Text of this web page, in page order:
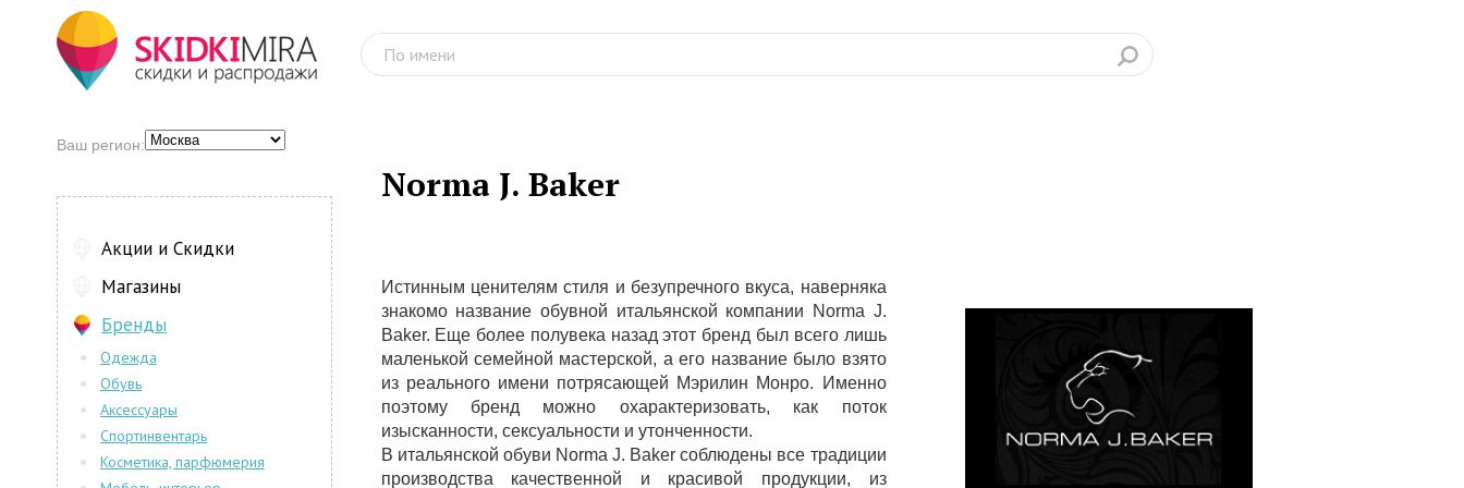
Norma J. Baker
Истинным ценителям стиля и безупречного вкуса, наверняка
знакомо название обувной итальянской компании Norma J.
Baker. Еще более полувека назад этот бренд был всего лишь
маленькой семейной мастерской, а его название было взято
из реального имени потрясающей Мэрилин Монро. Именно
поэтому бренд можно охарактеризовать, как поток
изысканности, сексуальности и утонченности.
В итальянской обуви Norma J. Baker соблюдены все традиции
производства качественной и красивой продукции, из
Ваш регион:
Акции и Скидки
Магазины
Бренды
Одежда
Обувь
Аксессуары
Спортинвентарь
Косметика, парфюмерия